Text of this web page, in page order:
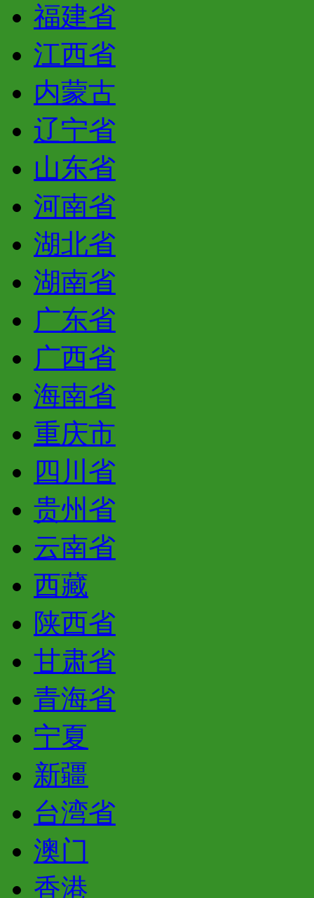
福建省
江西省
内蒙古
辽宁省
山东省
河南省
湖北省
湖南省
广东省
广西省
海南省
重庆市
四川省
贵州省
云南省
西藏
陕西省
甘肃省
青海省
宁夏
新疆
台湾省
澳门
香港